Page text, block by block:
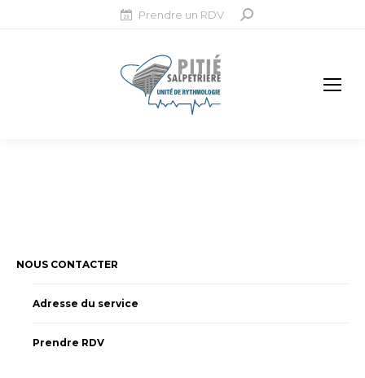
Prendre un RDV
Recherche
NOUS CONTACTER
Adresse du service
Prendre RDV